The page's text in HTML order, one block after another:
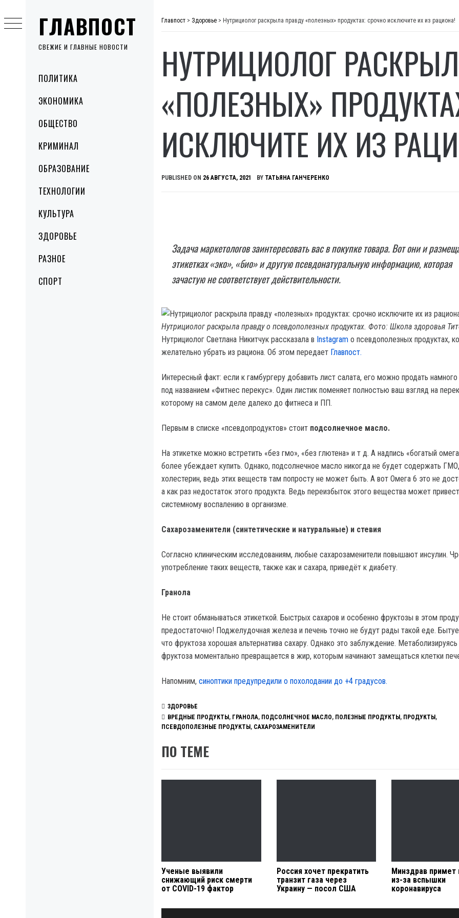
ГЛАВПОСТ
СВЕЖИЕ И ГЛАВНЫЕ НОВОСТИ
MenuПОЛИТИКА
ЭКОНОМИКА
ОБЩЕСТВО
КРИМИНАЛ
ОБРАЗОВАНИЕ
ТЕХНОЛОГИИ
КУЛЬТУРА
ЗДОРОВЬЕ
РАЗНОЕ
СПОРТ
to
content
Главпост > Здоровье > Нутрициолог раскрыла правду «полезных» продуктах: срочно исключите их из рациона!
НУТРИЦИОЛОГ
«ПОЛЕЗНЫХ»
ИСКЛЮЧИТЕ ИХ ИЗ
PUBLISHED ON 26 АВГУСТА, 2021 BY ТАТЬЯНА ГАНЧЕРЕНКО
Задача маркетологов заинтересовать вас в покупке товара. Вот они и
этикетках «эко», «био» и другую псевдонатуральную информацию, которая
зачастую не соответствует действительности.
Нутрициолог раскрыла правду о псевдополезных продуктах. Фото: Школа здоровья
Нутрициолог Светлана Никитчук рассказала в Instagram о псевдополезных продуктах,
желательно убрать из рациона. Об этом передает Главпост.
Интересный факт: если к гамбургеру добавить лист салата, его можно продать
под названием «Фитнес перекус». Один листик поменяет полностью ваш взгляд на
которому на самом деле далеко до фитнеса и ПП.
Первым в списке «псевдопродуктов» стоит подсолнечное масло.
На этикетке можно встретить «без гмо», «без глютена» и т д. А надпись «богатый
более убеждает купить. Однако, подсолнечное масло никогда не будет содержать
холестерин, ведь этих веществ там попросту не может быть. А вот Омега 6 это не
а как раз недостаток этого продукта. Ведь переизбыток этого вещества может
системному воспалению в организме.
Сахарозаменители (синтетические и натуральные) и стевия
Согласно клиническим исследованиям, любые сахарозаменители повышают инсулин.
употребление таких веществ, также как и сахара, приведёт к диабету.
Гранола
Не стоит обманываться этикеткой. Быстрых сахаров и особенно фруктозы в этом
предостаточно! Поджелудочная железа и печень точно не будут рады такой еде.
что фруктоза хорошая альтернатива сахару. Однако это заблуждение. Метаболизируясь
фруктоза моментально превращается в жир, которым начинают замещаться клетки
Напомним, синоптики предупредили о похолодании до +4 градусов.
ЗДОРОВЬЕ
ВРЕДНЫЕ ПРОДУКТЫ , ГРАНОЛА, ПОДСОЛНЕЧНОЕ МАСЛО, ПОЛЕЗНЫЕ ПРОДУКТЫ , ПРОДУКТЫ ,
ПСЕВДОПОЛЕЗНЫЕ ПРОДУКТЫ , САХАРОЗАМЕНИТЕЛИ
ПО ТЕМЕ
Ученые выявили
снижающий риск смерти
от COVID-19 фактор
Россия хочет прекратить
транзит газа через
Украину — посол США
Минздрав
из-за вспышки
коронавируса